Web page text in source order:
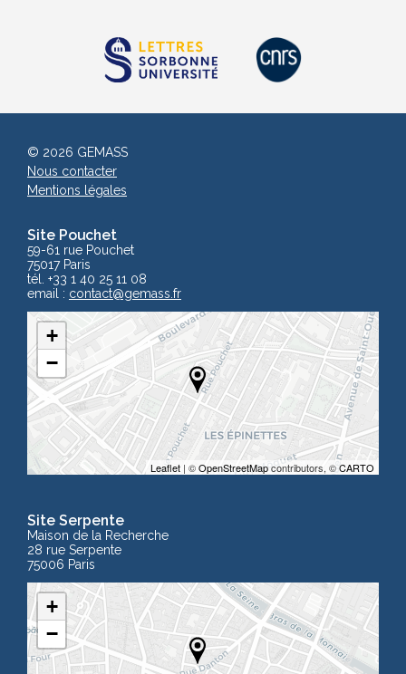
Site Pouchet
59-61 rue Pouchet
75017 Paris
tél. +33 1 40 25 11 08
email : contact@gemass.fr
+
−
Leaflet | ©OpenStreetMapcontributors, ©CARTO
Site Serpente
Maison de la Recherche
28 rue Serpente
75006 Paris
+
−
© 2026 GEMASS
Nous contacter
Mentions légales